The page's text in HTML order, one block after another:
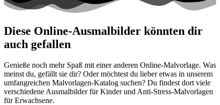
Diese Online-Ausmalbilder könnten dir
auch gefallen
Genieße noch mehr Spaß mit einer anderen Online-Malvorlage. Was
meinst du, gefällt sie dir? Oder möchtest du lieber etwas in unserem
umfangreichen Malvorlagen-Katalog suchen? Du findest dort viele
verschiedene Ausmalbilder für Kinder und Anti-Stress-Malvorlagen
für Erwachsene.